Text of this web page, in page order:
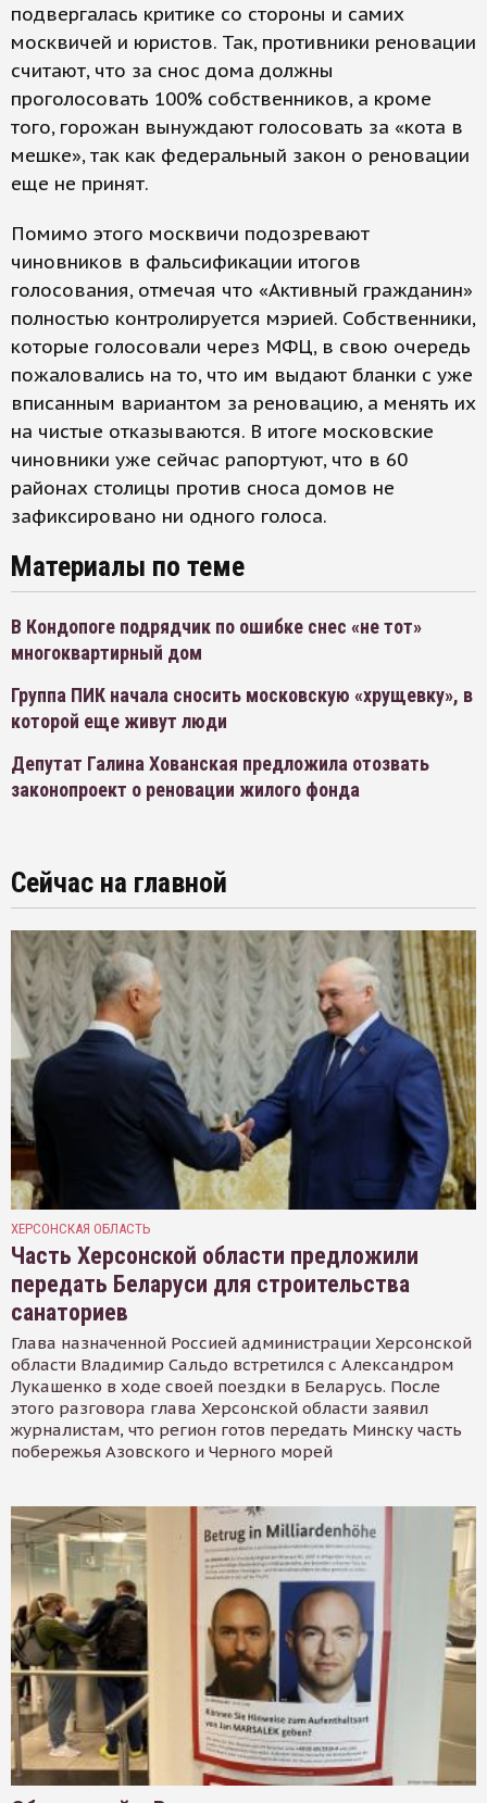
подвергалась критике со стороны и самих
москвичей и юристов. Так, противники реновации
считают, что за снос дома должны
проголосовать 100% собственников, а кроме
того, горожан вынуждают голосовать за «кота в
мешке», так как федеральный закон о реновации
еще не принят.
Помимо этого москвичи подозревают
чиновников в фальсификации итогов
голосования, отмечая что «Активный гражданин»
полностью контролируется мэрией. Собственники,
которые голосовали через МФЦ, в свою очередь
пожаловались на то, что им выдают бланки с уже
вписанным вариантом за реновацию, а менять их
на чистые отказываются. В итоге московские
чиновники уже сейчас рапортуют, что в 60
районах столицы против сноса домов не
зафиксировано ни одного голоса.
Материалы по теме
В Кондопоге подрядчик по ошибке снес «не тот»
многоквартирный дом
Группа ПИК начала сносить московскую «хрущевку», в
которой еще живут люди
Депутат Галина Хованская предложила отозвать
законопроект о реновации жилого фонда
Сейчас на главной
ХЕРСОНСКАЯ ОБЛАСТЬ
Часть Херсонской области предложили
передать Беларуси для строительства
санаториев
Глава назначенной Россией администрации Херсонской
области Владимир Сальдо встретился с Александром
Лукашенко в ходе своей поездки в Беларусь. После
этого разговора глава Херсонской области заявил
журналистам, что регион готов передать Минску часть
побережья Азовского и Черного морей